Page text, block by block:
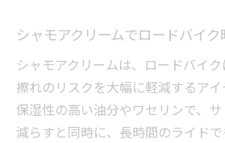
疲労回復と同時に行うロ
ロードバイク後の肌ケア
性
快適サイクリングのための保
ロードバイクで快適さを
シャモアクリームでロードバイ
シャモアクリームは、ロードバイ
擦れのリスクを大幅に軽減するア
保湿性の高い油分やワセリンで、
減らすと同時に、長時間のライド